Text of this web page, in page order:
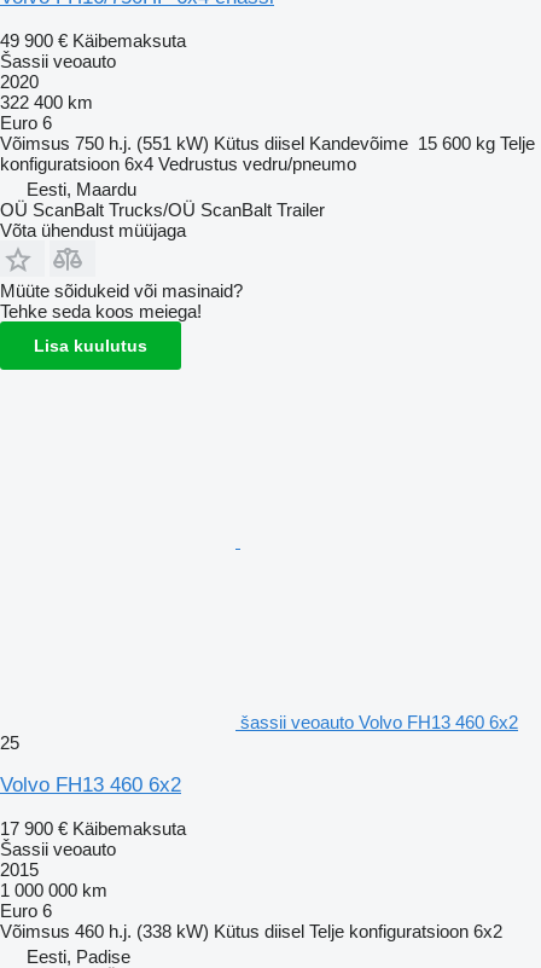
49 900 € Käibemaksuta
Šassii veoauto
2020
322 400 km
Euro 6
Võimsus 750 h.j. (551 kW) Kütus diisel Kandevõime 15 600 kg Telje
konfiguratsioon 6x4 Vedrustus vedru/pneumo
Eesti, Maardu
OÜ ScanBalt Trucks/OÜ ScanBalt Trailer
Võta ühendust müüjaga
Müüte sõidukeid või masinaid?
Tehke seda koos meiega!
Lisa kuulutus
šassii veoauto Volvo FH13 460 6x2
25
Volvo FH13 460 6x2
17 900 € Käibemaksuta
Šassii veoauto
2015
1 000 000 km
Euro 6
Võimsus 460 h.j. (338 kW) Kütus diisel Telje konfiguratsioon 6x2
Eesti, Padise